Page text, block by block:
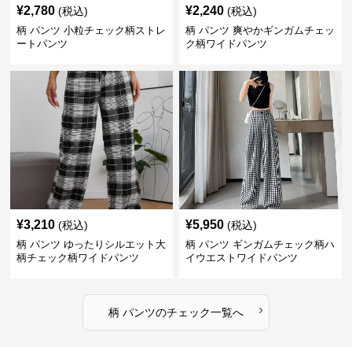
¥2,780 (税込)
柄 パンツ 小粒チェック柄ストレ
ートパンツ
¥2,240 (税込)
柄 パンツ 爽やかギンガムチェッ
ク柄ワイドパンツ
¥3,210 (税込)
柄 パンツ ゆったりシルエット大
柄チェック柄ワイドパンツ
¥5,950 (税込)
柄 パンツ ギンガムチェック柄ハ
イウエストワイドパンツ
柄 パンツのチェック一覧へ ›